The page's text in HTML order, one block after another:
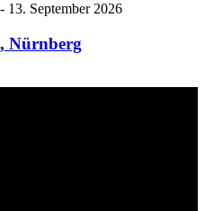
- 13. September 2026
Nürnberg